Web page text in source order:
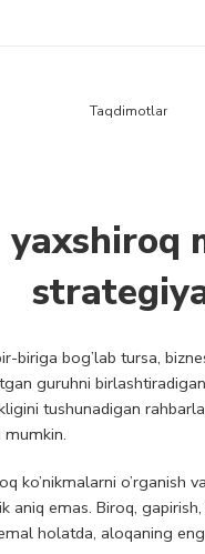
Taqdimotlar
bog’lab tursa,
guruhni
tushunadigan
ko’nikmalarni o’rganish
aniq emas. Biroq,
holatda, aloqaning